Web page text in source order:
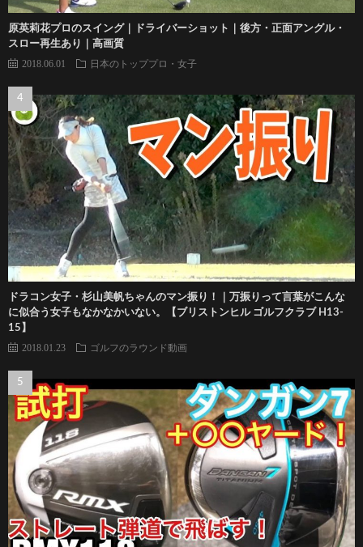
原英莉花プロのスイング｜ドライバーショット｜後方・正面アングル・
スロー再生あり｜高画質
2018.06.01 日本のトッププロ・女子
ドラコン女子・杉山美帆ちゃんのマン振り！｜万振りって言葉がこんな
に似合う女子もなかなかいない。【ブリストンヒル ゴルフクラブ H13-
15】
2018.01.23 ゴルフのラウンド動画